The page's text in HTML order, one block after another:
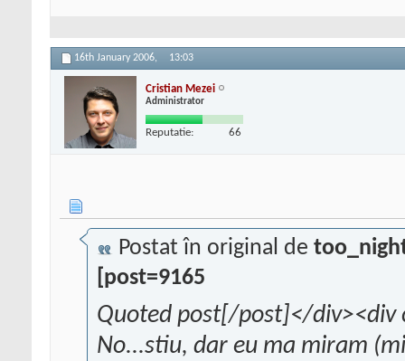
16th January 2006, 13:03
Cristian Mezei
Administrator
Reputatie: 66
Postat în original de
[post=9165
Quoted post[/post]</div><div
No...stiu, dar eu ma miram